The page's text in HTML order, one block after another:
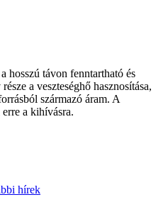
hosszú távon fenntartható és
a veszteséghő hasznosítása,
származó áram. A
a kihívásra.
hírek